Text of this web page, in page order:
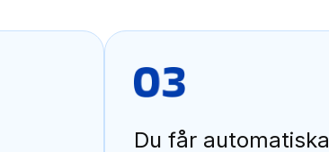
Du får automatiska